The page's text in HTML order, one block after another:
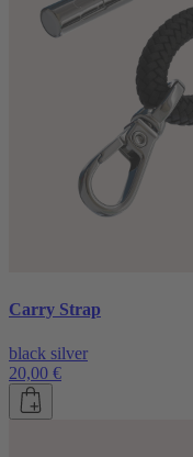
Carry Strap
black silver
20,00 €